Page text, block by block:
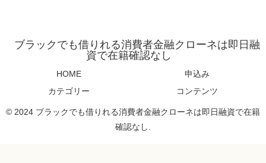
ブラックでも借りれる消費者金融クローネは即日融
資で在籍確認なし
HOME
申込み
カテゴリー
コンテンツ
© 2024 ブラックでも借りれる消費者金融クローネは即日融資で在籍
確認なし.